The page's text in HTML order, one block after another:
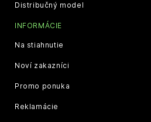
Distribučný model
INFORMÁCIE
Na stiahnutie
Noví zakazníci
Promo ponuka
Reklamácie